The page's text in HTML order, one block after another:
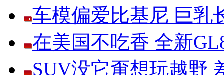
车模偏爱比基尼 巨乳
在美国不吃香 全新
SUV没它甭想玩越野